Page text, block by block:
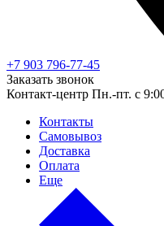
+7 903 796-77-45
Заказать звонок
Контакт-центр Пн.-пт. с
Контакты
Самовывоз
Доставка
Оплата
Еще